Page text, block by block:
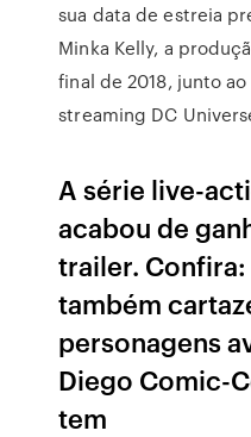
sua data de estreia
Minka Kelly, a
final de 2018, junto
streaming DC
A série live-
acabou de
trailer.
também
personagens
Diego Comic-
tem